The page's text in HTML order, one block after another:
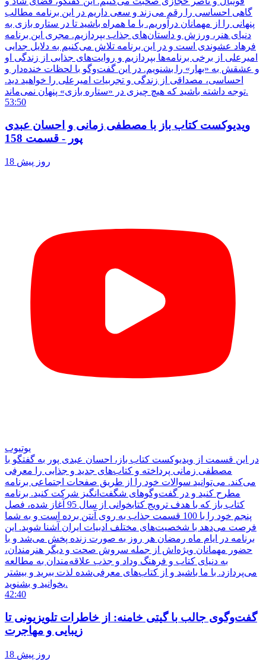
گاهی احساسی را رقم می‌زند و سعی داریم در این برنامه مطالب
پنهانی را از مهمانان درآوریم. با ما همراه باشید تا در ستاره بازی به
دنیای هنر، ورزش و داستان‌های جذاب بپردازیم. مجری این برنامه
فرهاد عشوندی است و در این برنامه تلاش می‌کنیم به دلایل جدایی
امیرعلی از برخی برنامه‌ها بپردازیم و روایت‌های جذابی از زندگی او
و عشقش به «بهار» را بشنویم. در این گفت‌وگو با لحظات خنده‌دار و
احساسی، مصداقی از زندگی و تجربیات امیرعلی را خواهید دید.
توجه داشته باشید که هیچ چیزی در «ستاره بازی» پنهان نمی‌ماند.
53:50
ویدیوکست کتاب باز با مصطفی زمانی و احسان عبدی
پور - قسمت 158
18 روز پیش
یوتیوب
در این قسمت از ویدیوکست کتاب باز، احسان عبدی پور به گفتگو با
مصطفی زمانی پرداخته و کتاب‌های جدید و جذابی را معرفی
می‌کند. می‌توانید سوالات خود را از طریق صفحات اجتماعی برنامه
مطرح کنید و در گفت‌وگوهای شگفت‌انگیز شرکت کنید. برنامه
کتاب باز که با هدف ترویج کتابخوانی از سال 95 آغاز شده، فصل
پنجم خود را با 100 قسمت جذاب به روی آنتن برده است و به شما
فرصت می‌دهد با شخصیت‌های مختلف ادبیات ایران آشنا شوید. این
برنامه در ایام ماه رمضان هر روز به صورت زنده پخش می‌شد و با
حضور مهمانان ویژه‌اش از جمله سروش صحت و دیگر هنرمندان،
به دنیای کتاب و فرهنگ وداد و جذب علاقه‌مندان به مطالعه
می‌پردازد. با ما باشید و از کتاب‌های معرفی‌شده لذت ببرید و بیشتر
بخوانید و بشنوید.
42:40
گفت‌وگوی جالب با گیتی خامنه: از خاطرات تلویزیونی تا
زیبایی و مهاجرت
18 روز پیش